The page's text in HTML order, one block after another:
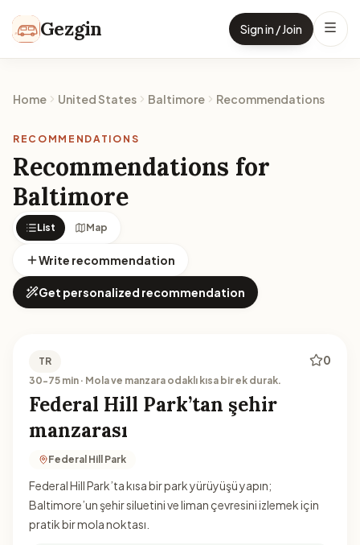
Gezgin Sign in / Join
Home United States Baltimore Recommendations
RECOMMENDATIONS
Recommendations for
Baltimore
List Map
Write recommendation
Get personalized recommendation
TR
30-75 min · Mola ve manzara odaklı kısa bir ek durak.
0
Federal Hill Park’tan şehir
manzarası
Federal Hill Park
Federal Hill Park’ta kısa bir park yürüyüşü yapın;
Baltimore’un şehir siluetini ve liman çevresini izlemek için
pratik bir mola noktası.